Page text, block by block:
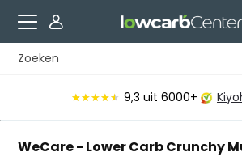
Voor 15:00
WeCare - Lower Carb Crunchy